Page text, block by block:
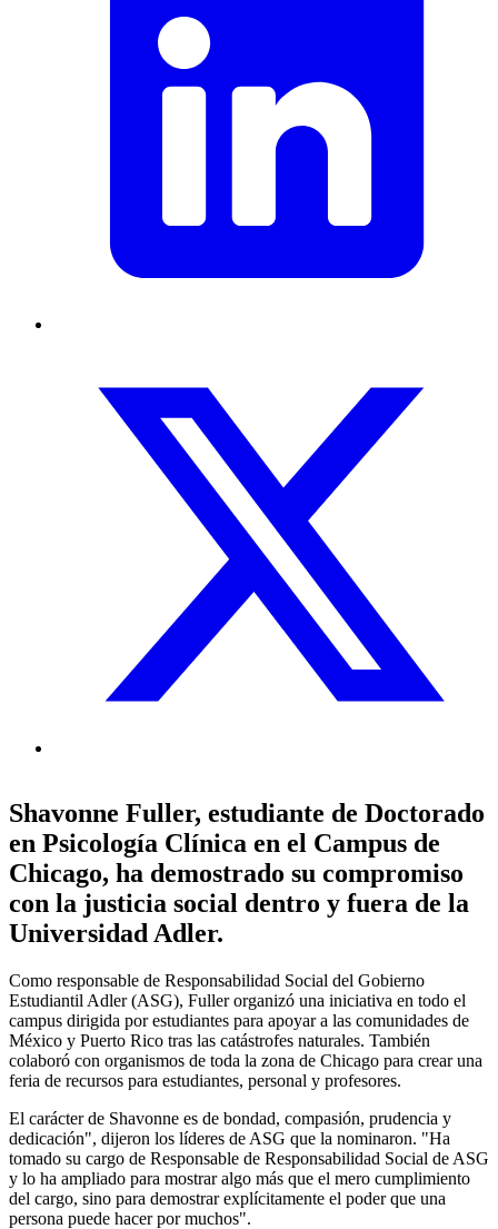
Shavonne Fuller, estudiante de Doctorado
en Psicología Clínica en el Campus de
Chicago, ha demostrado su compromiso
con la justicia social dentro y fuera de la
Universidad Adler.
Como responsable de Responsabilidad Social del Gobierno
Estudiantil Adler (ASG), Fuller organizó una iniciativa en todo el
campus dirigida por estudiantes para apoyar a las comunidades de
México y Puerto Rico tras las catástrofes naturales. También
colaboró con organismos de toda la zona de Chicago para crear una
feria de recursos para estudiantes, personal y profesores.
El carácter de Shavonne es de bondad, compasión, prudencia y
dedicación", dijeron los líderes de ASG que la nominaron. "Ha
tomado su cargo de Responsable de Responsabilidad Social de ASG
y lo ha ampliado para mostrar algo más que el mero cumplimiento
del cargo, sino para demostrar explícitamente el poder que una
persona puede hacer por muchos".